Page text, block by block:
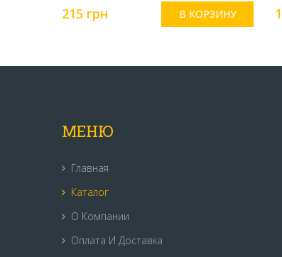
215 грн
МЕНЮ
Главная
Каталог
О Компании
Оплата И Доставка